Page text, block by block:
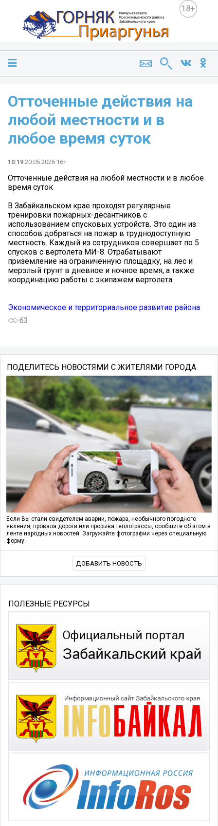
18+
Отточенные действия на
любой местности и в
любое время суток
10:19 20.05.2026 16+
Отточенные действия на любой местности и в любое
время суток
В Забайкальском крае проходят регулярные
тренировки пожарных-десантников с
использованием спусковых устройств. Это один из
способов добраться на пожар в труднодоступную
местность. Каждый из сотрудников совершает по 5
спусков с вертолета МИ-8. Отрабатывают
приземление на ограниченную площадку, на лес и
мерзлый грунт в дневное и ночное время, а также
координацию работы с экипажем вертолета.
Экономическое и территориальное развитие района
63
ПОДЕЛИТЕСЬ НОВОСТЯМИ С ЖИТЕЛЯМИ ГОРОДА
Если Вы стали свидетелем аварии, пожара, необычного погодного
явления, провала дороги или прорыва теплотрассы, сообщите об этом в
ленте народных новостей. Загружайте фотографии через специальную
форму.
ДОБАВИТЬ НОВОСТЬ
ПОЛЕЗНЫЕ РЕСУРСЫ